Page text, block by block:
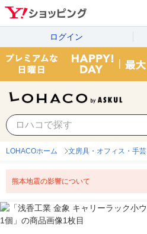
ログイン
LOHACOホーム 文房具・オフィス・手芸
熊本地震の影響について